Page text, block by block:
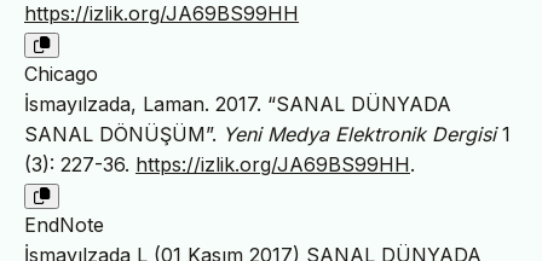
https://izlik.org/JA69BS99HH
Chicago
İsmayılzada, Laman. 2017. “SANAL DÜNYADA
SANAL DÖNÜŞÜM”. Yeni Medya Elektronik Dergisi1
(3): 227-36. https://izlik.org/JA69BS99HH.
EndNote
İsmayılzada L (01 Kasım 2017) SANAL DÜNYADA